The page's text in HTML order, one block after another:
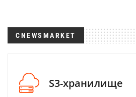
CNEWSMARKET
S3-хранилище